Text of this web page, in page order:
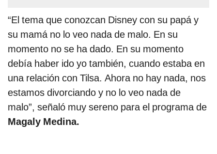
“El tema que conozcan Disney con su papá y
su mamá no lo veo nada de malo. En su
momento no se ha dado. En su momento
debía haber ido yo también, cuando estaba en
una relación con Tilsa. Ahora no hay nada, nos
estamos divorciando y no lo veo nada de
malo”, señaló muy sereno para el programa de
Magaly Medina.